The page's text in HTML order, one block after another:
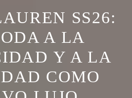
SS26:
A LA
Y A LA
COMO